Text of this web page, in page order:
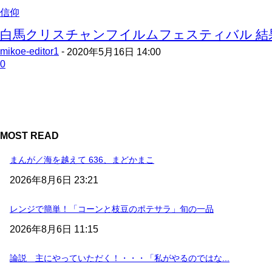
信仰
白馬クリスチャンフイルムフェスティバル 結
mikoe-editor1 - 2020年5月16日 14:00
0
MOST READ
まんが／海を越えて 636、まどかまこ
2026年8月6日 23:21
レンジで簡単！「コーンと枝豆のポテサラ」旬の一品
2026年8月6日 11:15
論説 主にやっていただく！・・・「私がやるのではな...